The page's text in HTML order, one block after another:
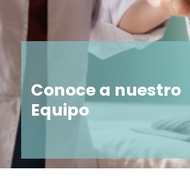
Conoce a nuestro
Equipo